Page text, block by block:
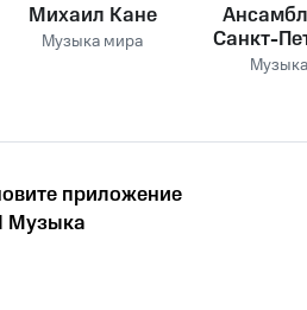
Михаил Кане
Музыка мира
Санкт-
приложение
Музыка